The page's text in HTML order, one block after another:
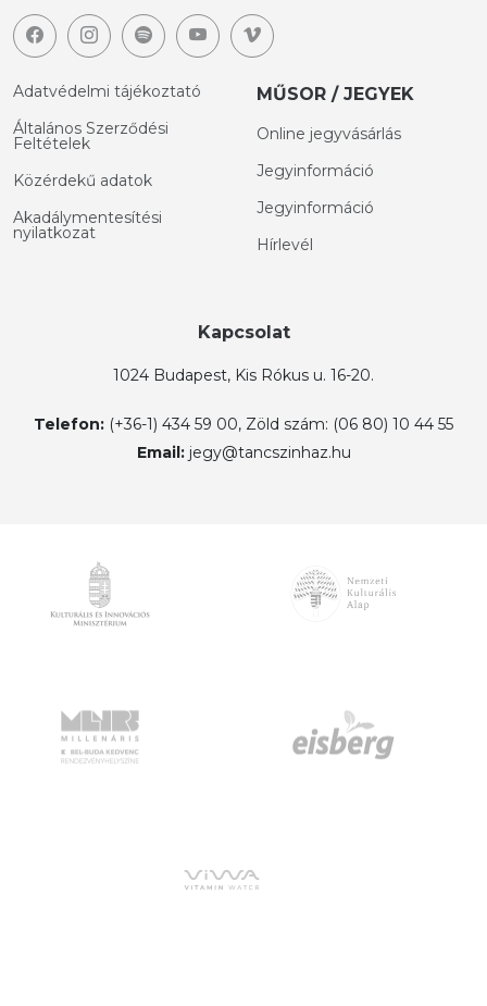
Adatvédelmi tájékoztató
Általános Szerződési
Feltételek
Közérdekű adatok
Akadálymentesítési
nyilatkozat
MŰSOR / JEGYEK
Online jegyvásárlás
Jegyinformáció
Jegyinformáció
Hírlevél
Kapcsolat
1024 Budapest, Kis Rókus u. 16-20.
Telefon: (+36-1) 434 59 00, Zöld szám: (06 80) 10 44 55
Email: jegy@tancszinhaz.hu